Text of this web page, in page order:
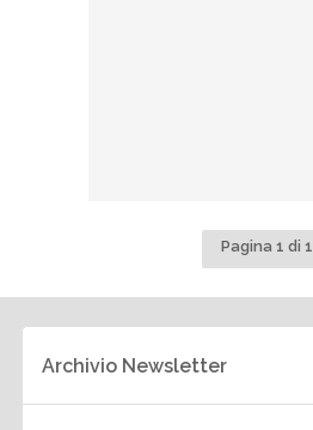
Pagina 1 di 1
Archivio Newsletter